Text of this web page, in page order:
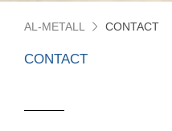
AL-METALL CONTACT
CONTACT